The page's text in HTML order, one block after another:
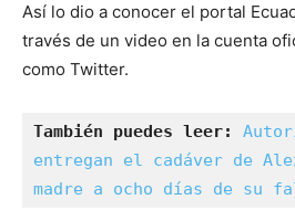
Así lo dio a conocer el portal
través de un video en la cuenta
como Twitter.
También puedes leer:
entregan el cadáver de
madre a ocho días de su